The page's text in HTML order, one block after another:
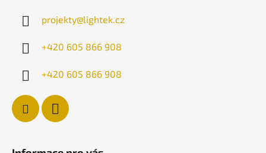
projekty@lightek.cz
+420 605 866 908
+420 605 866 908